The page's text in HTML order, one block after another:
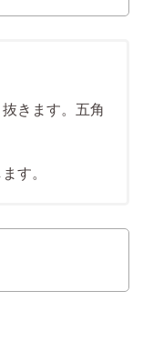
きます。五角
す。